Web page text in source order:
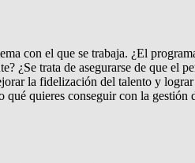
con el que se trabaja. ¿El
¿Se trata de asegurarse de que el
la fidelización del talento y
quieres conseguir con la